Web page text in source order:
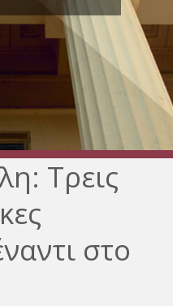
Τρεις
στο